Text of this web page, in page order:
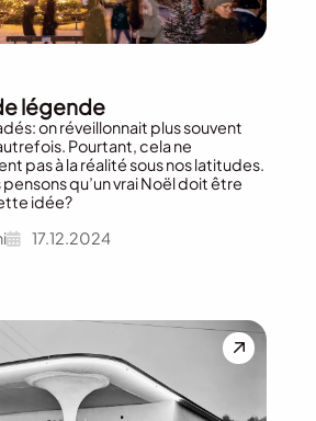
légende
on réveillonnait plus souvent
Pourtant, cela ne
pas à la réalité sous nos latitudes.
qu’un vrai Noël doit être
idée?
17.12.2024